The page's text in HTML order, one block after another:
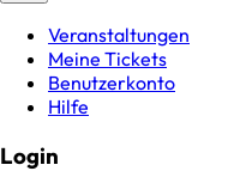
Veranstaltungen
Meine Tickets
Benutzerkonto
Hilfe
Login